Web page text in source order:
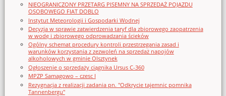
NIEOGRANICZONY PRZETARG PISEMNY NA SPRZEDAŻ POJAZDU
OSOBOWEGO FIAT DOBLO
Instytut Meteorologii i Gospodarki Wodnej
Decyzja w sprawie zatwierdzenia taryf dla zbiorowego zaopatrzenia
w wodę i zbiorowego odprowadzania ścieków
Ogólny schemat procedury kontroli przestrzegania zasad i
warunków korzystania z zezwoleń na sprzedaż napojów
alkoholowych w gminie Olsztynek
Ogłoszenie o sprzedaży ciągnika Ursus C-360
MPZP Samagowo – czesc I
Rezygnacja z realizacji zadania pn. "Odkrycie tajemnic pomnika
Tannenbergu"